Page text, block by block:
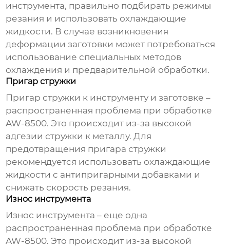
инструмента, правильно подбирать режимы
резания и использовать охлаждающие
жидкости. В случае возникновения
деформации заготовки может потребоваться
использование специальных методов
охлаждения и предварительной обработки.
Пригар стружки
Пригар стружки к инструменту и заготовке –
распространенная проблема при обработке
AW-8500. Это происходит из-за высокой
адгезии стружки к металлу. Для
предотвращения пригара стружки
рекомендуется использовать охлаждающие
жидкости с антипригарными добавками и
снижать скорость резания.
Износ инструмента
Износ инструмента – еще одна
распространенная проблема при обработке
AW-8500. Это происходит из-за высокой